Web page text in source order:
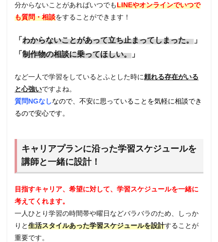
分からないことがあればいつでもLINEやオンラインでいつで
も質問・相談をすることができます！
「 わからないことがあって立ち止まってしまった。 」
「 制作物の相談に乗ってほしい。 」
など一人で学習をしているとふとした時に頼れる存在がいる
と心強いですよね。
質問NGなしなので、不安に思っていることを気軽に相談でき
るので安心です。
キャリアプランに沿った学習スケジュールを
講師と一緒に設計！
目指すキャリア、希望に対して、学習スケジュールを一緒に
考えてくれます。
一人ひとり学習の時間帯や曜日などバラバラのため、
しっか
りと生活スタイルあった学習スケジュールを設計することが
重要です。